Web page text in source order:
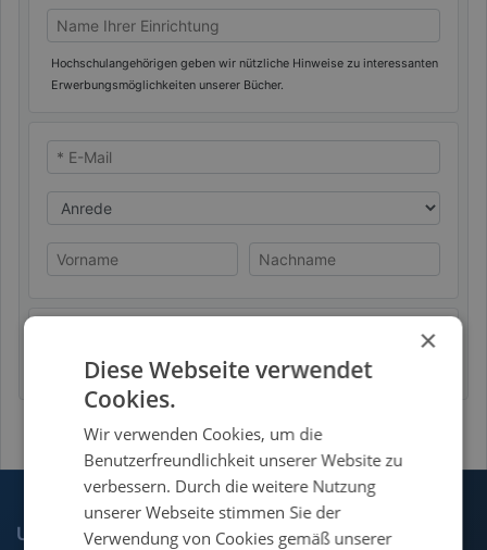
Name Ihrer Universität/Hochschule (oder privat)
Hochschulangehörigen geben wir nützliche Hinweise zu interessanten
Erwerbungsmöglichkeiten unserer Bücher.
* E-Mail
Anrede
Vorname Nachname
Absenden
UNSERE FACHGEBIETE
×
Diese Webseite verwendet
Cookies.
Wir verwenden Cookies, um die
Benutzerfreundlichkeit unserer Website zu
verbessern. Durch die weitere Nutzung
unserer Webseite stimmen Sie der
Verwendung von Cookies gemäß unserer